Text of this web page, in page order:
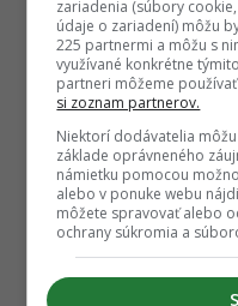
zariadenia (súbory
údaje o zariadení) môžu
225 partnermi a môžu s
využívané konkrétne
partneri môžeme
si zoznam partnerov.
Niektorí dodávatelia
základe oprávneného
námietku pomocou
alebo v ponuke webu
môžete spravovať alebo
ochrany súkromia a